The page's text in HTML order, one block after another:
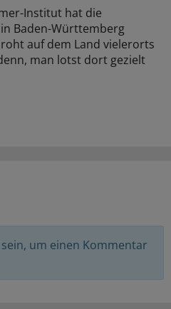
Institut hat die
Baden-Württemberg
auf dem Land vielerorts
man lotst dort gezielt
um einen Kommentar